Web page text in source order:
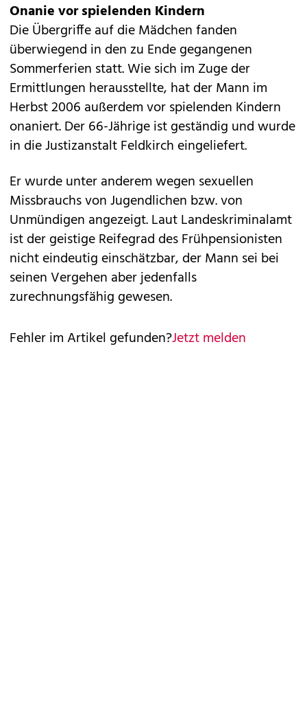
Onanie vor spielenden Kindern
Die Übergriffe auf die Mädchen fanden
überwiegend in den zu Ende gegangenen
Sommerferien statt. Wie sich im Zuge der
Ermittlungen herausstellte, hat der Mann im
Herbst 2006 außerdem vor spielenden Kindern
onaniert. Der 66-Jährige ist geständig und wurde
in die Justizanstalt Feldkirch eingeliefert.
Er wurde unter anderem wegen sexuellen
Missbrauchs von Jugendlichen bzw. von
Unmündigen angezeigt. Laut Landeskriminalamt
ist der geistige Reifegrad des Frühpensionisten
nicht eindeutig einschätzbar, der Mann sei bei
seinen Vergehen aber jedenfalls
zurechnungsfähig gewesen.
Fehler im Artikel gefunden?Jetzt melden